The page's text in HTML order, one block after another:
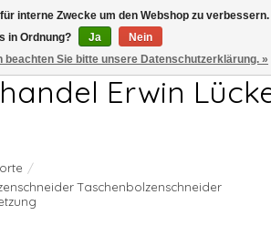
7.00-17.00Uhr FR 7.00-13.00Uhr
Erwin
/
Taschenbolzenschneider
interne Zwecke um den Webshop zu verbessern.
in Ordnung?
Ja
Nein
beachten Sie bitte unsere Datenschutzerklärung. »